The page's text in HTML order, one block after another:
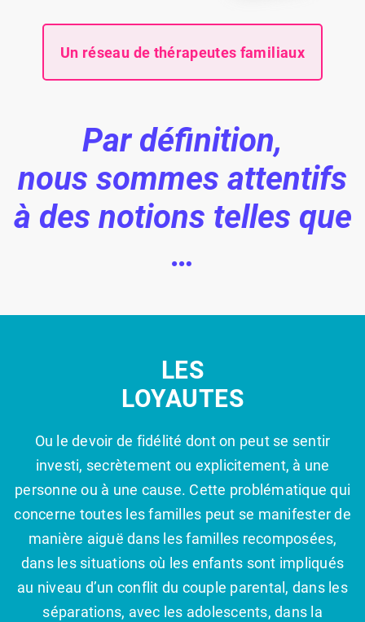
Un réseau de thérapeutes familiaux
Par définition,
nous sommes attentifs
à des notions telles que
…
LES
LOYAUTES
Ou le devoir de fidélité dont on peut se sentir
investi, secrètement ou explicitement, à une
personne ou à une cause. Cette problématique qui
concerne toutes les familles peut se manifester de
manière aiguë dans les familles recomposées,
dans les situations où les enfants sont impliqués
au niveau d’un conflit du couple parental, dans les
séparations, avec les adolescents, dans la